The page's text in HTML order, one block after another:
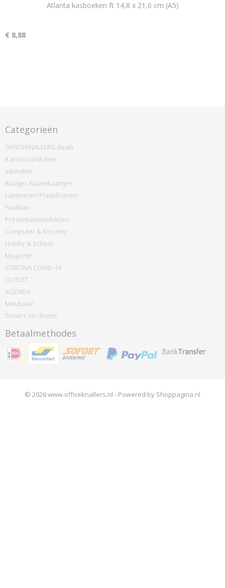
Atlanta kasboeken ft 14,8 x 21,0 cm (A5)
€ 8,88
Categorieën
OFFICEKNALLERS deals
Kantoorartikelen
Inbinden
Badges Naamkaartjes
Lamineren Plastificeren
Facilitair
Presentatiemiddelen
Computer & Security
Hobby & School
Magazijn
CORONA COVID-19
OUTLET
AGENDA
Meubilair
Toners en drums
Betaalmethodes
© 2026 www.officeknallers.nl - Powered by Shoppagina.nl